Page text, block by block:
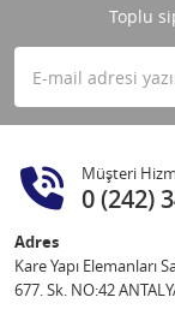
Toplu
Müşteri
0 (242)
Adres
Kare Yapı Elemanları
677. Sk. NO:42